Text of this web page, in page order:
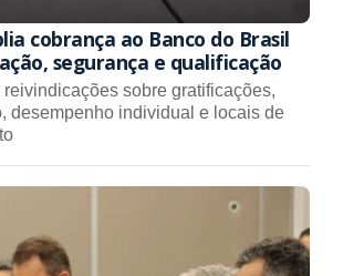
cobrança ao Banco do Brasil
segurança e qualificação
reivindicações sobre gratificações,
desempenho individual e locais de